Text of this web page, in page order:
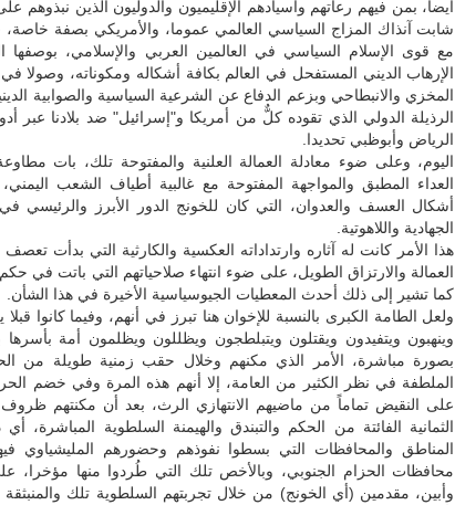
أيضا، بمن فيهم رعاتهم وأسيادهم الإقليميون والدوليون الذين نبذوهم
شابت آنذاك المزاج السياسي العالمي عموما، والأمريكي بصفة خاصة،
مع قوى الإسلام السياسي في العالمين العربي والإسلامي، بوصفها
الإرهاب الديني المستفحل في العالم بكافة أشكاله ومكوناته، وصولا
المخزي والانبطاحي وبزعم الدفاع عن الشرعية السياسية والصوابية
الرذيلة الدولي الذي تقوده كلٌّ من أمريكا و"إسرائيل" ضد بلادنا عبر
الرياض وأبوظبي تحديدا.
اليوم، وعلى ضوء معادلة العمالة العلنية والمفتوحة تلك، بات
العداء المطبق والمواجهة المفتوحة مع غالبية أطياف الشعب
أشكال العسف والعدوان، التي كان للخونج الدور الأبرز والرئيسي في
الجهادية واللاهوتية.
هذا الأمر كانت له آثاره وارتداداته العكسية والكارثية التي بدأت تعصف
العمالة والارتزاق الطويل، على ضوء انتهاء صلاحياتهم التي باتت في حكم
كما تشير إلى ذلك أحدث المعطيات الجيوسياسية الأخيرة في هذا الشأن.
ولعل الطامة الكبرى بالنسبة للإخوان هنا تبرز في أنهم، وفيما كانوا
وينهبون ويتفيدون ويقتلون ويتبلطجون ويظللون ويظلمون أمة
بصورة مباشرة، الأمر الذي مكنهم وخلال حقب زمنية طويلة من
الملطفة في نظر الكثير من العامة، إلا أنهم هذه المرة وفي خضم
على النقيض تماماً من ماضيهم الانتهازي الرث، بعد أن مكنتهم ظروف
الثمانية الفائتة من الحكم والتبندق والهيمنة السلطوية
المناطق والمحافظات التي بسطوا نفوذهم وحضورهم المليشياوي
محافظات الحزام الجنوبي، وبالأخص تلك التي طُردوا منها
وأبين، مقدمين (أي الخونج) من خلال تجربتهم السلطوية تلك